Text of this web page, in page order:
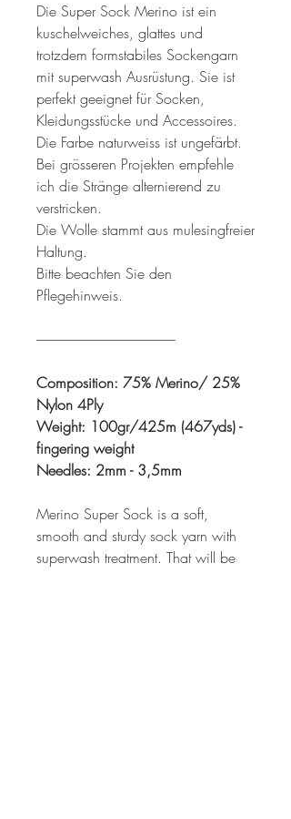
Die Super Sock Merino ist ein
kuschelweiches, glattes und
trotzdem formstabiles Sockengarn
mit superwash Ausrüstung. Sie ist
perfekt geeignet für Socken,
Kleidungsstücke und Accessoires.
Die Farbe naturweiss ist ungefärbt.
Bei grösseren Projekten empfehle
ich die Stränge alternierend zu
verstricken.
Die Wolle stammt aus mulesingfreier
Haltung.
Bitte beachten Sie den
Pflegehinweis.
---------------------------------------------------
Composition: 75% Merino/ 25%
Nylon 4Ply
Weight: 100gr/425m (467yds) -
fingering weight
Needles: 2mm - 3,5mm
Merino Super Sock is a soft,
smooth and sturdy sock yarn with
superwash treatment. That will be